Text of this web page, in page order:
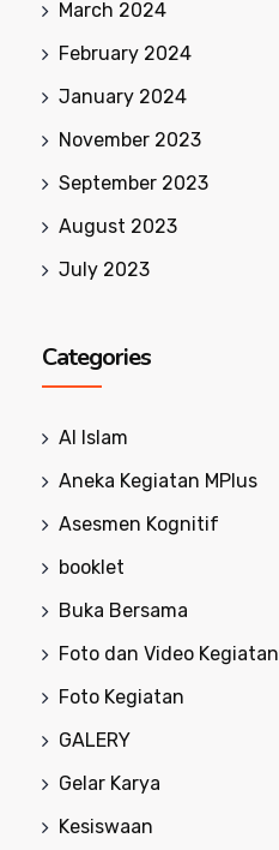
March 2024
February 2024
January 2024
November 2023
September 2023
August 2023
July 2023
Categories
Al Islam
Aneka Kegiatan MPlus
Asesmen Kognitif
booklet
Buka Bersama
Foto dan Video Kegiatan
Foto Kegiatan
GALERY
Gelar Karya
Kesiswaan